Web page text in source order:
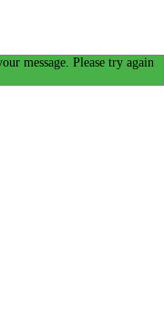
message. Please try again